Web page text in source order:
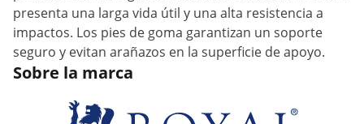
presenta una larga vida útil y una alta resistencia a
impactos. Los pies de goma garantizan un soporte
seguro y evitan arañazos en la superficie de apoyo.
Sobre la marca